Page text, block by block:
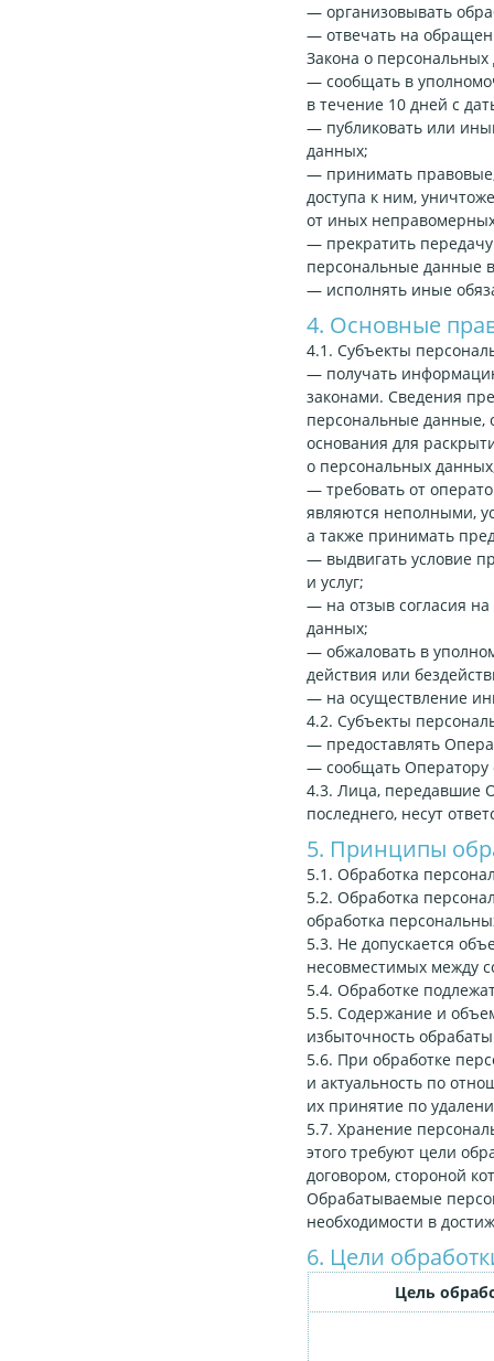
— организовывать
— отвечать на
Закона о
— сообщать в
в течение 10 дней с
— публиковать или
данных;
— принимать
доступа к ним,
от иных
— прекратить
персональные данные
— исполнять иные
4. Основные
4.1. Субъекты
— получать
законами. Сведения
персональные данные,
основания для
о персональных
— требовать от
являются неполными,
а также принимать
— выдвигать условие
и услуг;
— на отзыв согласия
данных;
— обжаловать в
действия или
— на осуществление
4.2. Субъекты
— предоставлять
— сообщать Оператору
4.3. Лица, передавшие
последнего, несут
5. Принципы
5.1. Обработка
5.2. Обработка
обработка
5.3. Не допускается
несовместимых между
5.4. Обработке
5.5. Содержание и
избыточность
5.6. При обработке
и актуальность по
их принятие по
5.7. Хранение
этого требуют цели
договором, стороной
Обрабатываемые
необходимости в
6. Цели
Цель